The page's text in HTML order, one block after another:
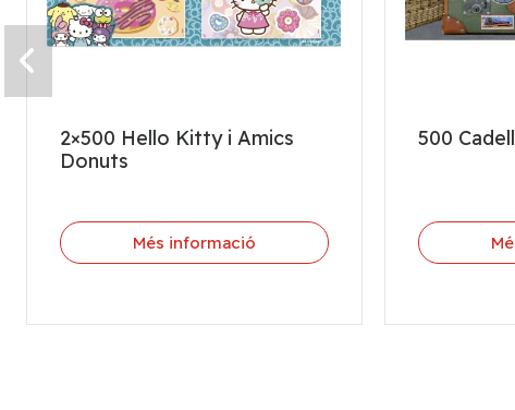
2×500 Hello Kitty i Amics
Donuts
Més informació
500